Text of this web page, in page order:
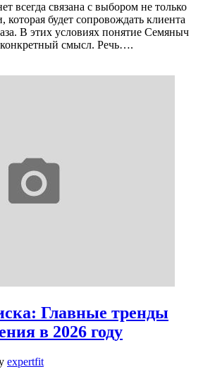
всегда связана с выбором не только
будет сопровождать клиента
В этих условиях понятие Семяныч
конкретный смысл. Речь….
Главные тренды
в 2026 году
expertfit